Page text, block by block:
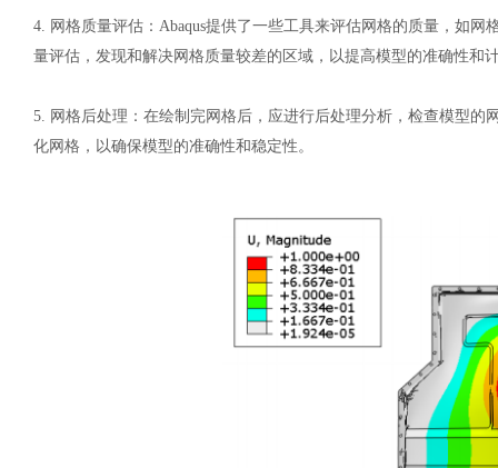
4. 网格质量评估： Abaqus提供了一些工具来评估网格的质量，如
量评估，发现和解决网格质量较差的区域，以提高模型的准确性和
5. 网格后处理：在绘制完网格后，应进行后处理分析，检查模型
化网格，以确保模型的准确性和稳定性。